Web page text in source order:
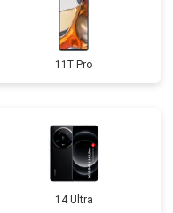
11T Pro
14 Ultra